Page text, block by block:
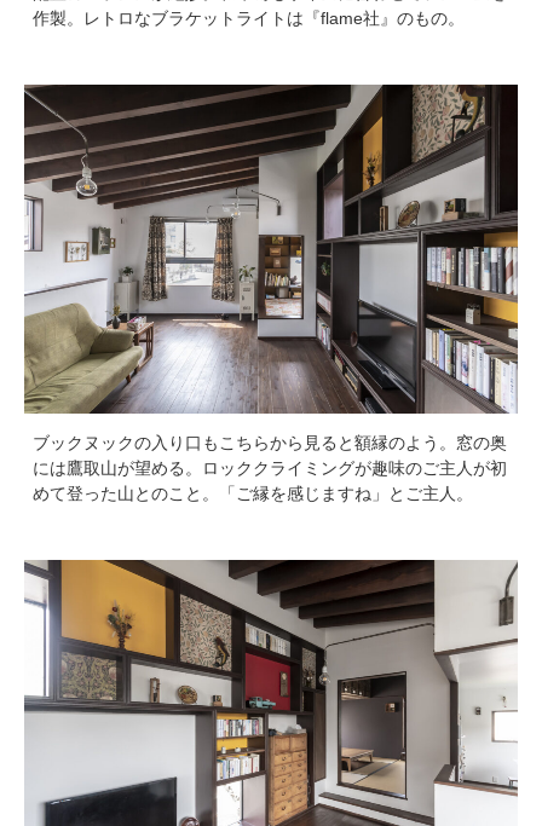
作製。レトロなブラケットライトは『flame社』のもの。
ブックヌックの入り口もこちらから見ると額縁のよう。窓の奥
には鷹取山が望める。ロッククライミングが趣味のご主人が初
めて登った山とのこと。「ご縁を感じますね」とご主人。